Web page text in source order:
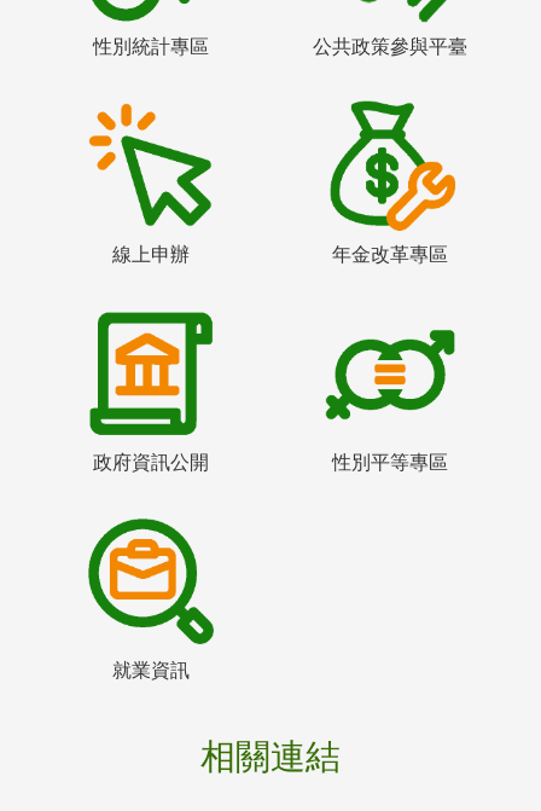
性別統計專區 公共政策參與平臺
線上申辦 年金改革專區
政府資訊公開 性別平等專區
就業資訊
相關連結